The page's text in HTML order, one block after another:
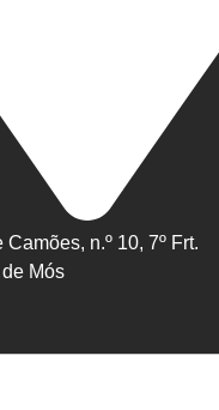
n.º 10, 7º Frt.
Mós